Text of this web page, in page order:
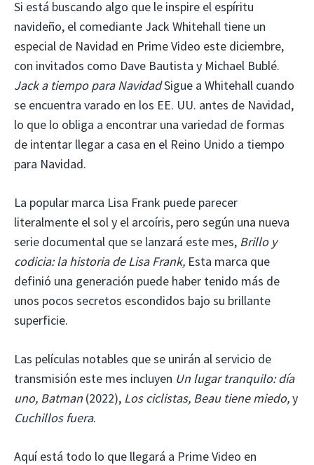
Si está buscando algo que le inspire el espíritu
navideño, el comediante Jack Whitehall tiene un
especial de Navidad en Prime Video este diciembre,
con invitados como Dave Bautista y Michael Bublé.
Jack a tiempo para NavidadSigue a Whitehall cuando
se encuentra varado en los EE. UU. antes de Navidad,
lo que lo obliga a encontrar una variedad de formas
de intentar llegar a casa en el Reino Unido a tiempo
para Navidad.
La popular marca Lisa Frank puede parecer
literalmente el sol y el arcoíris, pero según una nueva
serie documental que se lanzará este mes, Brillo y
codicia: la historia de Lisa Frank, Esta marca que
definió una generación puede haber tenido más de
unos pocos secretos escondidos bajo su brillante
superficie.
Las películas notables que se unirán al servicio de
transmisión este mes incluyen Un lugar tranquilo: día
uno, Batman (2022), Los ciclistas, Beau tiene miedo,y
Cuchillos fuera.
Aquí está todo lo que llegará a Prime Video en